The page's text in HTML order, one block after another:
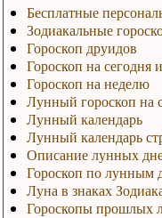
Бесплатные
Зодиакальные
Гороскоп друидов
Гороскоп на сегодня
Гороскоп на неделю
Лунный гороскоп на
Лунный календарь
Лунный календарь
Описание лунных
Гороскоп по лунным
Луна в знаках
Гороскопы прошлых